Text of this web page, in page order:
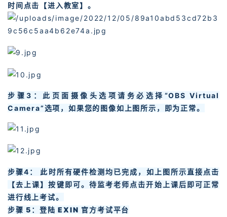
时间点击【进入教室】。
步骤3：此页面摄像头选项请务必选择“OBS Virtual
Camera”选项，如果您的图像如上图所示，即为正常。
步骤4： 此时所有硬件检测均已完成，如上图所示直接点击
【去上课】按键即可。待监考老师点击开始上课后即可正常
进行线上考试。
步骤 5：登陆 EXIN 官方考试平台